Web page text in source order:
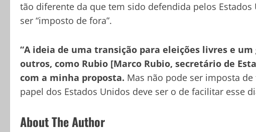
tão diferente da que tem sido defendida pelos
ser “imposto de fora”.
“A ideia de uma transição para eleições livres e
outros, como Rubio [Marco Rubio, secretário de
com a minha proposta. Mas não pode ser imposta
papel dos Estados Unidos deve ser o de facilitar esse
About The Author